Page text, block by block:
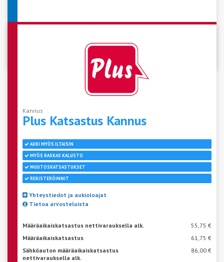
Kannus
Plus Katsastus Kannus
AUKI MYÖS ILTAISIN
MYÖS RASKAS KALUSTO
MUUTOSKATSASTUKSET
REKISTERÖINNIT
Yhteystiedot ja aukioloajat
Tietoa arvosteluista
Määräaikaiskatsastus nettivarauksella alk.
55,75 €
Määräaikaiskatsastus
61,75 €
Sähköauton määräaikaiskatsastus
nettivarauksella alk.
86,00 €